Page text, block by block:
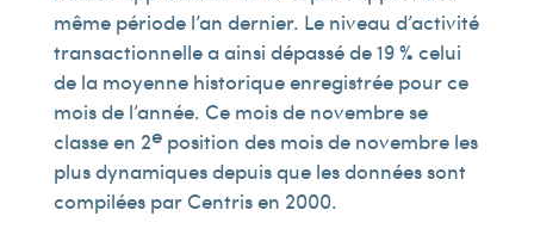
même période l’an dernier. Le niveau d’activité
transactionnelle a ainsi dépassé de 19 % celui
de la moyenne historique enregistrée pour ce
mois de l’année. Ce mois de novembre se
classe en 2eposition des mois de novembre les
plus dynamiques depuis que les données sont
compilées par Centris en 2000.